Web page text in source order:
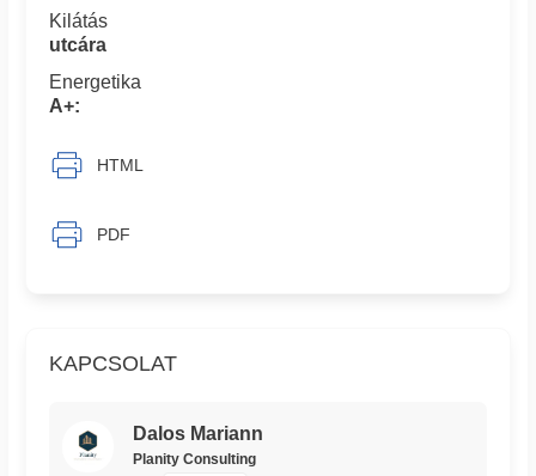
KAPCSOLAT
Dalos Mariann
Planity Consulting
Kilátás
utcára
Energetika
A+:
HTML
PDF